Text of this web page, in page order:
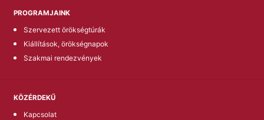
PROGRAMJAINK
Szervezett örökségtúrák
Kiállítások, örökségnapok
Szakmai rendezvények
KÖZÉRDEKŰ
Kapcsolat